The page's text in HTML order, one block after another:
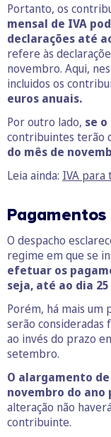
Portanto, os
mensal de IVA
declarações até
refere às
novembro. Aqui,
incluidos os
euros anuais.
Por outro lado, se
contribuintes terão
do mês de
Leia ainda: IVA para
O despacho
regime em que se
efetuar os
seja, até ao dia
Porém, há mais um
serão consideradas
ao invés do prazo
setembro.
O alargamento
novembro do ano
alteração não
contribuinte.